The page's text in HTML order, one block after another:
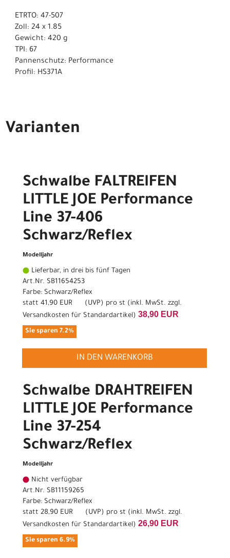
ETRTO: 47-507
Zoll: 24 x 1.85
Gewicht: 420 g
TPI: 67
Pannenschutz: Performance
Profil: HS371A
Varianten
Schwalbe FALTREIFEN
LITTLE JOE Performance
Line 37-406
Schwarz/Reflex
Modelljahr
Lieferbar, in drei bis fünf Tagen
Art.Nr. SB11654253
Farbe: Schwarz/Reflex
statt 41,90 EUR ( UVP) pro st (inkl. MwSt. zzgl.
Versandkosten für Standardartikel) 38,90 EUR
Sie sparen 7.2%
IN DEN WARENKORB
Schwalbe DRAHTREIFEN
LITTLE JOE Performance
Line 37-254
Schwarz/Reflex
Modelljahr
Nicht verfügbar
Art.Nr. SB11159265
Farbe: Schwarz/Reflex
statt 28,90 EUR ( UVP) pro st (inkl. MwSt. zzgl.
Versandkosten für Standardartikel) 26,90 EUR
Sie sparen 6.9%